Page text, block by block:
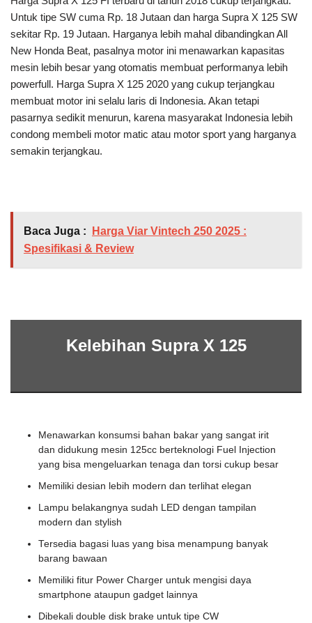
Untuk tipe SW cuma Rp. 18 Jutaan dan harga Supra X 125 SW
sekitar Rp. 19 Jutaan. Harganya lebih mahal dibandingkan All
New Honda Beat, pasalnya motor ini menawarkan kapasitas
mesin lebih besar yang otomatis membuat performanya lebih
powerfull. Harga Supra X 125 2020 yang cukup terjangkau
membuat motor ini selalu laris di Indonesia. Akan tetapi
pasarnya sedikit menurun, karena masyarakat Indonesia lebih
condong membeli motor matic atau motor sport yang harganya
semakin terjangkau.
Baca Juga :
Harga Viar Vintech 250 2025 :
Spesifikasi & Review
Kelebihan Supra X 125
Menawarkan konsumsi bahan bakar yang sangat irit
dan didukung mesin 125cc berteknologi Fuel Injection
yang bisa mengeluarkan tenaga dan torsi cukup besar
Memiliki desian lebih modern dan terlihat elegan
Lampu belakangnya sudah LED dengan tampilan
modern dan stylish
Tersedia bagasi luas yang bisa menampung banyak
barang bawaan
Memiliki fitur Power Charger untuk mengisi daya
smartphone ataupun gadget lainnya
Dibekali double disk brake untuk tipe CW